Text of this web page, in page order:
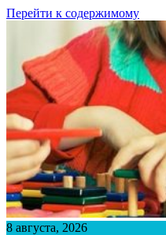
Перейти к содержимому
8 августа, 2026